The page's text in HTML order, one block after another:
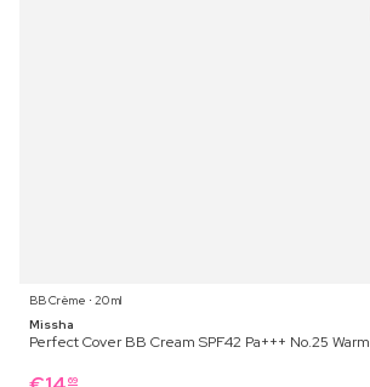
BB Crème ⋅ 20 ml
Missha
Perfect Cover BB Cream SPF42 Pa+++ No.25 Warm
69